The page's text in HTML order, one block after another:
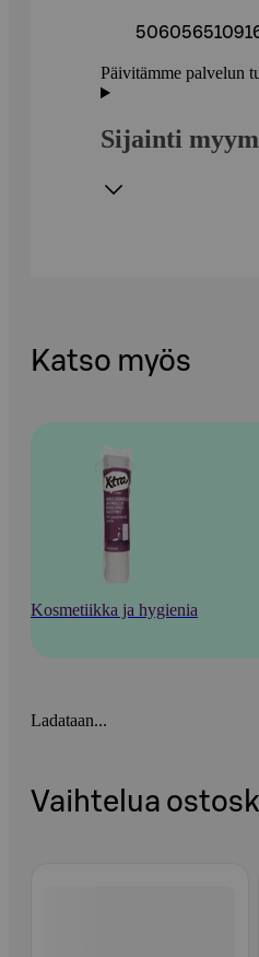
Päivitämme palvelun
Sijainti
Katso myös
Kosmetiikka ja hygienia
Ladataan...
Vaihtelua